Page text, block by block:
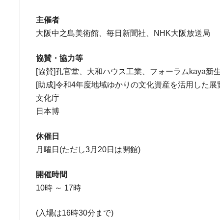
主催者
大阪中之島美術館、毎日新聞社、NHK大阪放送局
協賛・協力等
[協賛]孔官堂、大和ハウス工業、フォーラムkaya新
[助成]令和4年度地域ゆかりの文化資産を活用した展
文化庁
日本博
休催日
月曜日(ただし3月20日は開館)
開催時間
10時 ～ 17時
(入場は16時30分まで)